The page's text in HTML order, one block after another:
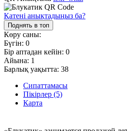
Қатені анықтадыңыз ба?
Поднять в топ
Көру саны:
Бүгін: 0
Бір аптадан кейін: 0
Айына: 1
Барлық уақытта: 38
Сипаттамасы
Пікірлер (5)
Карта